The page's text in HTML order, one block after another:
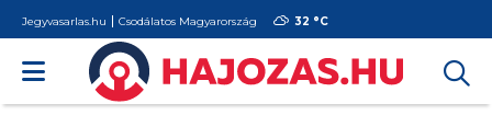
Jegyvasarlas.hu Csodálatos Magyarország 32 °C